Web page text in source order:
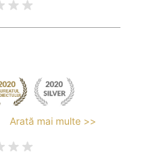
Arată mai multe >>